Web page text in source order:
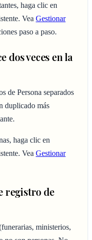
haga clic en
Vea Gestionar
paso a paso.
dos veces en la
de Persona separados
duplicado más
haga clic en
Vea Gestionar
registro de
ministerios,